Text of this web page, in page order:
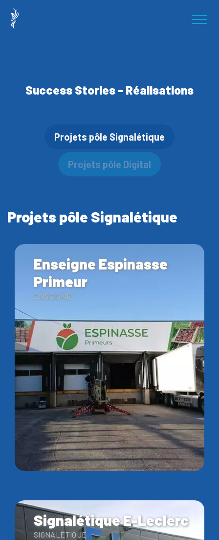
Success Stories - Réalisations
Projets pôle Signalétique
Projets pôle Digital
Projets pôle Signalétique
Enseigne Espinasse
Primeur
ENSEIGNE
Signalétique E-Leclerc
SIGNALÉTIQUE